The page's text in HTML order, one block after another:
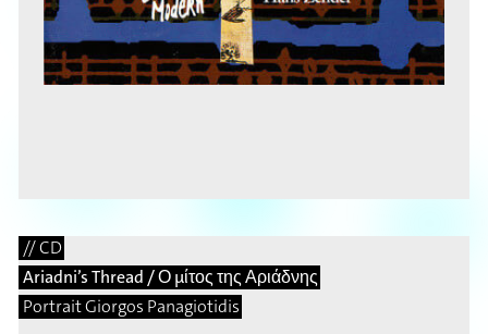
// CD
Ariadni’s Thread / Ο μίτος της Αριάδνης
Portrait Giorgos Panagiotidis